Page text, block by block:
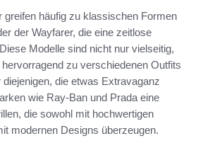
greifen häufig zu klassischen Formen
der Wayfarer, die eine zeitlose
Modelle sind nicht nur vielseitig,
zu verschiedenen Outfits
diejenigen, die etwas Extravaganz
wie Ray-Ban und Prada eine
die sowohl mit hochwertigen
modernen Designs überzeugen.